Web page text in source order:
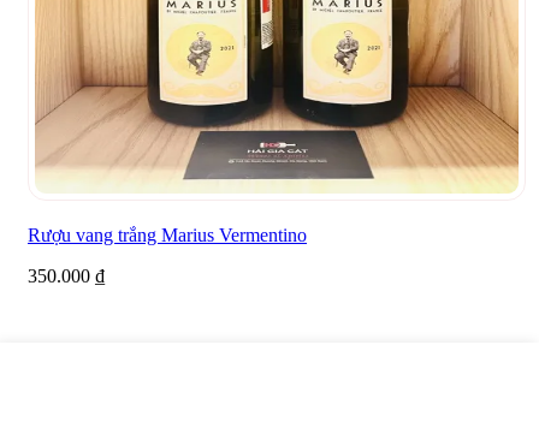
Rượu vang trắng Marius Vermentino
350.000 ₫